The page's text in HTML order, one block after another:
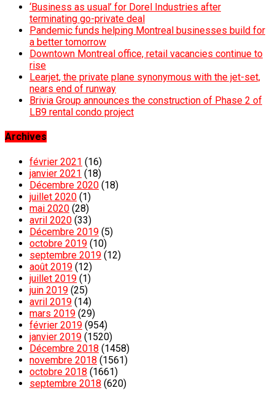
‘Business as usual’ for Dorel Industries after
terminating go-private deal
Pandemic funds helping Montreal businesses build for
a better tomorrow
Downtown Montreal office, retail vacancies continue to
rise
Learjet, the private plane synonymous with the jet-set,
nears end of runway
Brivia Group announces the construction of Phase 2 of
LB9 rental condo project
Archives
février 2021 (16)
janvier 2021 (18)
Décembre 2020 (18)
juillet 2020 (1)
mai 2020 (28)
avril 2020 (33)
Décembre 2019 (5)
octobre 2019 (10)
septembre 2019 (12)
août 2019 (12)
juillet 2019 (1)
juin 2019 (25)
avril 2019 (14)
mars 2019 (29)
février 2019 (954)
janvier 2019 (1520)
Décembre 2018 (1458)
novembre 2018 (1561)
octobre 2018 (1661)
septembre 2018 (620)